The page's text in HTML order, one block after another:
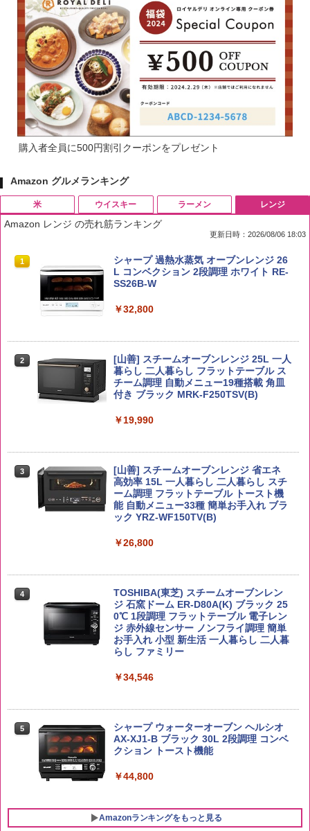
購入者全員に500円割引クーポンをプレゼント
Amazon グルメランキング
米
1 by Amazon 国産ブレンド米 精米 5kg
￥2,650
2
野沢農産 無洗米 青い流るる コシヒカリ
5kg 長野県産 令和7年産
￥3,325
【在庫処分価格】ももたろう印 無洗米 5
kg 業務用 お米マイスターブレンド
￥2,680
￥3,396
新潟県産新之助 無洗米 5kg 令和7年産
￥4,536
ウイスキー
1
ブラックニッカ ニッカ Nikka ウィスキ
ー4000ml ブラックニッカクリア ウヰス
キー 【日本 アサヒ ウィスキー】 大容量
角瓶 2700ml サントリー ウイスキー ハ
イボール 大容量
3
角ハイボール 350ml×24本 サントリー ウ
イスキー ハイボール 缶
￥4,919
容量 4リットル
￥4,329
白州 Story of the Distillery 2026 化粧箱
￥20,000
ラーメン
1
チキンラーメン どんぶり 85g×12個 日清
食品 インスタント カップ麺
| 業務用 夜食 カップラーメン ミニカップ
麺 小腹 インスタント アウトドアにも ロ
ーリングストック 大人買い おやつカン
パニー
￥1,288
3
国分 tabete だし麺 千葉県産はまぐりだ
し 塩らーめん 108g×10袋 保存食 備蓄
￥2,293
らに塩分控えめ 78g×12個
￥2,989
ップ麺 78g×20個
レンジ
Amazon レンジ の売れ筋ランキング
更新日時：2026/08/06 18:03
1
シャープ 過熱水蒸気 オーブンレンジ 26
L コンベクション 2段調理 ホワイト RE-
SS26B-W
￥32,800
2
[山善] スチームオーブンレンジ 25L 一人
暮らし 二人暮らし フラットテーブル ス
チーム調理 自動メニュー19種搭載 角皿
付き ブラック MRK-F250TSV(B)
￥19,990
3
[山善] スチームオーブンレンジ 省エネ
高効率 15L 一人暮らし 二人暮らし スチ
ーム調理 フラットテーブル トースト機
能 自動メニュー33種 簡単お手入れ ブラ
ック YRZ-WF150TV(B)
￥26,800
4
TOSHIBA(東芝) スチームオーブンレン
ジ 石窯ドーム ER-D80A(K) ブラック 25
0℃ 1段調理 フラットテーブル 電子レン
ジ 赤外線センサー ノンフライ調理 簡単
お手入れ 小型 新生活 一人暮らし 二人暮
らし ファミリー
￥34,546
5
シャープ ウォーターオーブン ヘルシオ
AX-XJ1-B ブラック 30L 2段調理 コンベ
クション トースト機能
￥44,800
Amazonランキングをもっと見る